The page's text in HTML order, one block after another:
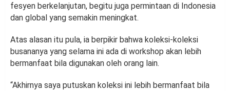
fesyen berkelanjutan, begitu juga permintaan di Indonesia
dan global yang semakin meningkat.
Atas alasan itu pula, ia berpikir bahwa koleksi-koleksi
busananya yang selama ini ada di workshop akan lebih
bermanfaat bila digunakan oleh orang lain.
“Akhirnya saya putuskan koleksi ini lebih bermanfaat bila